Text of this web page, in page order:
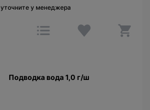
уточните у менеджера
Подводка вода 1,0 г/ш